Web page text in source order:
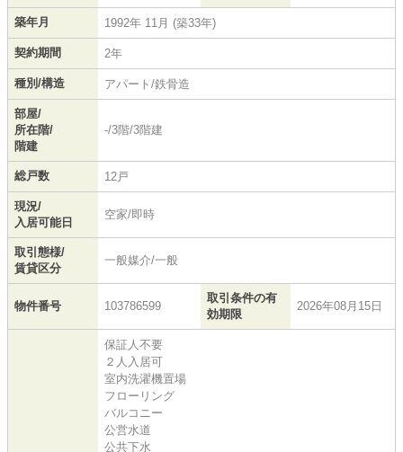
築年月 1992年 11月 (築33年)
契約期間 2年
種別/構造 アパート/鉄骨造
部屋/
所在階/
階建
-/3階/3階建
総戸数 12戸
現況/
入居可能日
空家/即時
取引態様/
賃貸区分
一般媒介/一般
物件番号 103786599
取引条件の有
効期限
2026年08月15日
保証人不要
２人入居可
室内洗濯機置場
フローリング
バルコニー
公営水道
公共下水